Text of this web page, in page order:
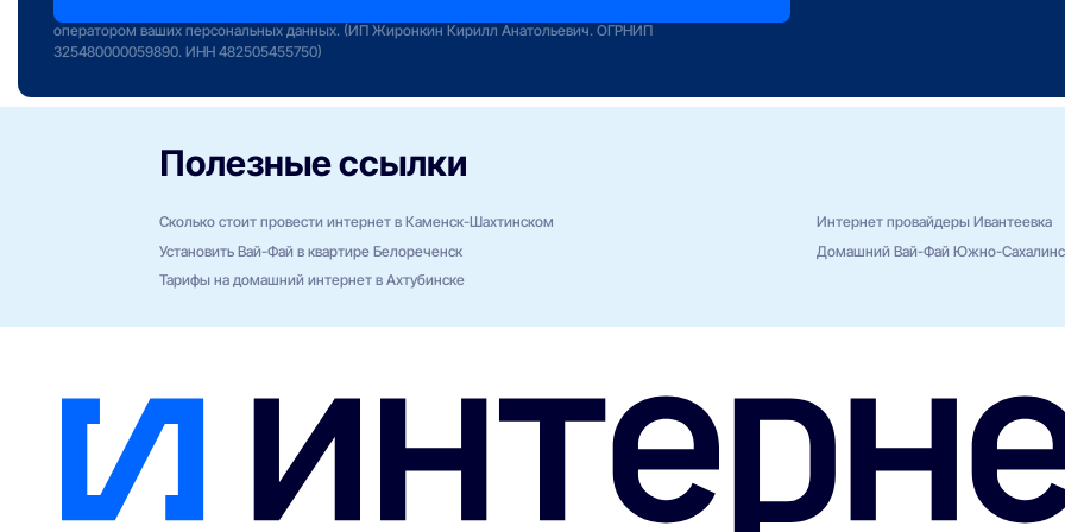
оператором ваших персональных данных. (ИП Жиронкин Кирилл Анатольевич. ОГРНИП
325480000059890. ИНН 482505455750)
Полезные ссылки
Сколько стоит провести интернет в Каменск-Шахтинском
Интернет провайдеры Ивантеевка
Установить Вай-Фай в квартире Белореченск
Домашний Вай-Фай Южно-
Тарифы на домашний интернет в Ахтубинске